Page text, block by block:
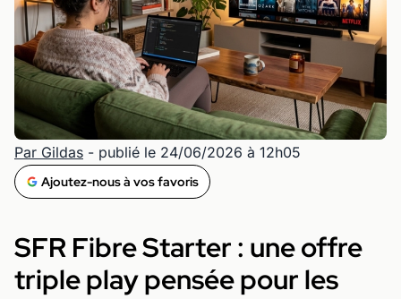
Par Gildas - publié le 24/06/2026 à 12h05
Ajoutez-nous à vos favoris
SFR Fibre Starter : une offre
triple play pensée pour les